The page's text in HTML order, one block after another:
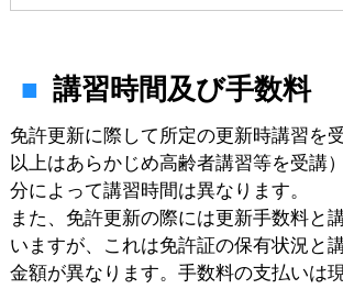
講習時間及び手数料
免許更新に際して所定の更新時講習を
以上はあらかじめ高齢者講習等を受講
分によって講習時間は異なります。
また、免許更新の際には更新手数料と
いますが、これは免許証の保有状況と
金額が異なります。手数料の支払いは